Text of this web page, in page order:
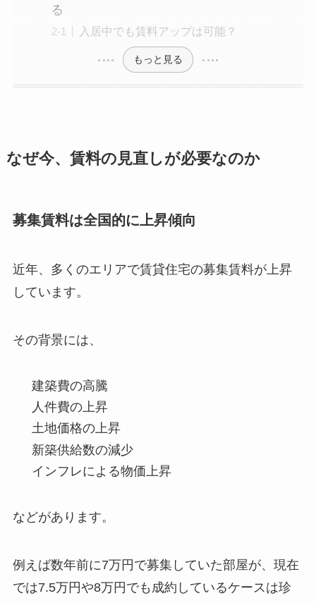
る
入居中でも賃料アップは可能？
もっと見る
なぜ今、賃料の見直しが必要なのか
募集賃料は全国的に上昇傾向
近年、多くのエリアで賃貸住宅の募集賃料が上昇
しています。
その背景には、
建築費の高騰
人件費の上昇
土地価格の上昇
新築供給数の減少
インフレによる物価上昇
などがあります。
例えば数年前に7万円で募集していた部屋が、現在
では7.5万円や8万円でも成約しているケースは珍